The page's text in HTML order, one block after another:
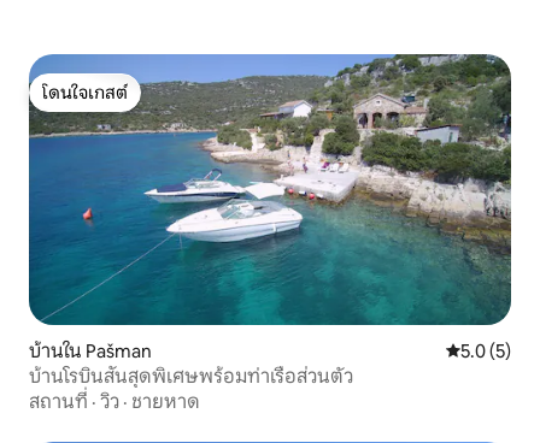
โดนใจเกสต์
โดนใจเกสต์
บ้านใน Pašman คะแนนเฉลี่
5.0 (5)
บ้านโรบินสันสุดพิเศษพร้อมท่าเรือส่วนตัว
สถานที่ · วิว · ชายหาด